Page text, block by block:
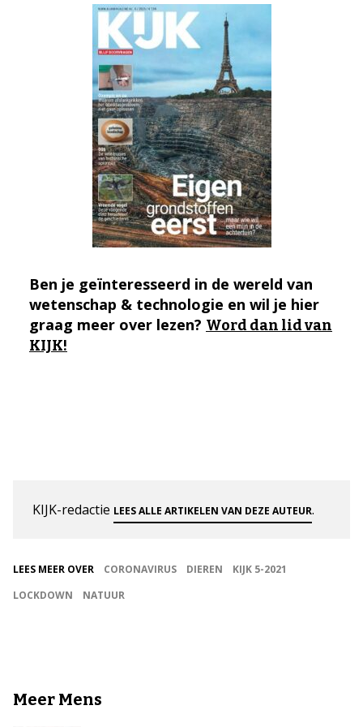
Ben je geïnteresseerd in de wereld van
wetenschap & technologie en wil je hier
graag meer over lezen? Word dan lid van
KIJK!
KIJK-redactie LEES ALLE ARTIKELEN VAN DEZE AUTEUR.
LEES MEER OVER CORONAVIRUS DIEREN
KIJK 5-2021
LOCKDOWN
NATUUR
Meer Mens